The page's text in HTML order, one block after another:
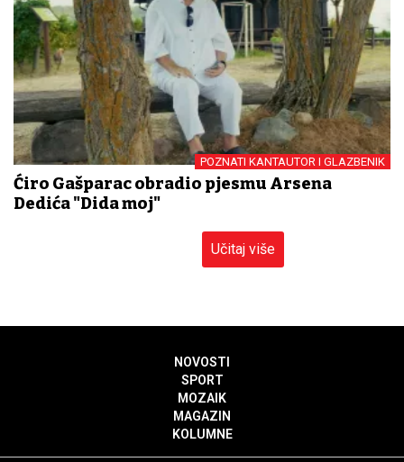
POZNATI KANTAUTOR I GLAZBENIK
Ćiro Gašparac obradio pjesmu Arsena
Dedića "Dida moj"
Učitaj više
NOVOSTI
SPORT
MOZAIK
MAGAZIN
KOLUMNE